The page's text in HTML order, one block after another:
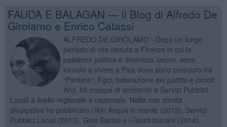
FAUDA E BALAGAN — il Blog di Alfredo De
Girolamo e Enrico Catassi
ALFREDO DE GIROLAMO - Dopo un lungo
periodo di vita vissuta a Firenze in cui la
passione politica è diventata lavoro, sono
tornato a vivere a Pisa dove sono cresciuto tra
“Pantere”, Fgci, federazione del partito e circoli
Arci. Mi occupo di ambiente e Servizi Pubblici
Locali a livello regionale e nazionale. Nella mia attività
divulgativa ho pubblicato i libri Acqua in mente (2012), Servizi
Pubblici Locali (2013), Gino Bartali e i Giusti toscani (2014),